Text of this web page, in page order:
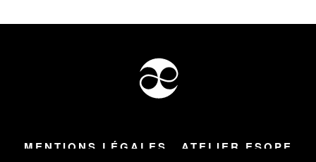
MENTIONS LÉGALES ATELIER ESOPE